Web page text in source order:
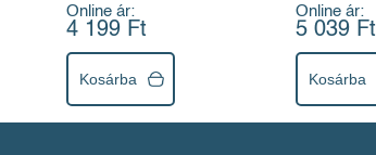
segítségével!
Online ár:
4 199 Ft
Kosárba
Online ár:
5 039 Ft
Kosárba